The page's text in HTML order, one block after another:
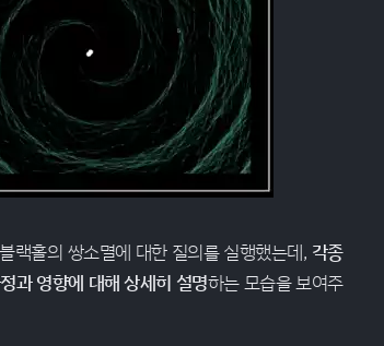
랙홀의 쌍소멸에 대한 질의를 실행했는데, 각종
과 영향에 대해 상세히 설명하는 모습을 보여주